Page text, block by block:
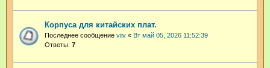
Корпуса для китайских плат.
Последнее сообщение viiv « Вт май 05, 2026 11:52:39
Ответы: 7